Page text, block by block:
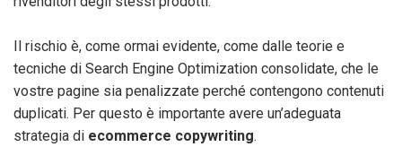
Il rischio è, come ormai evidente, come dalle teorie e
tecniche di Search Engine Optimization consolidate, che le
vostre pagine sia penalizzate perché contengono contenuti
duplicati. Per questo è importante avere un’adeguata
strategia di ecommerce copywriting.